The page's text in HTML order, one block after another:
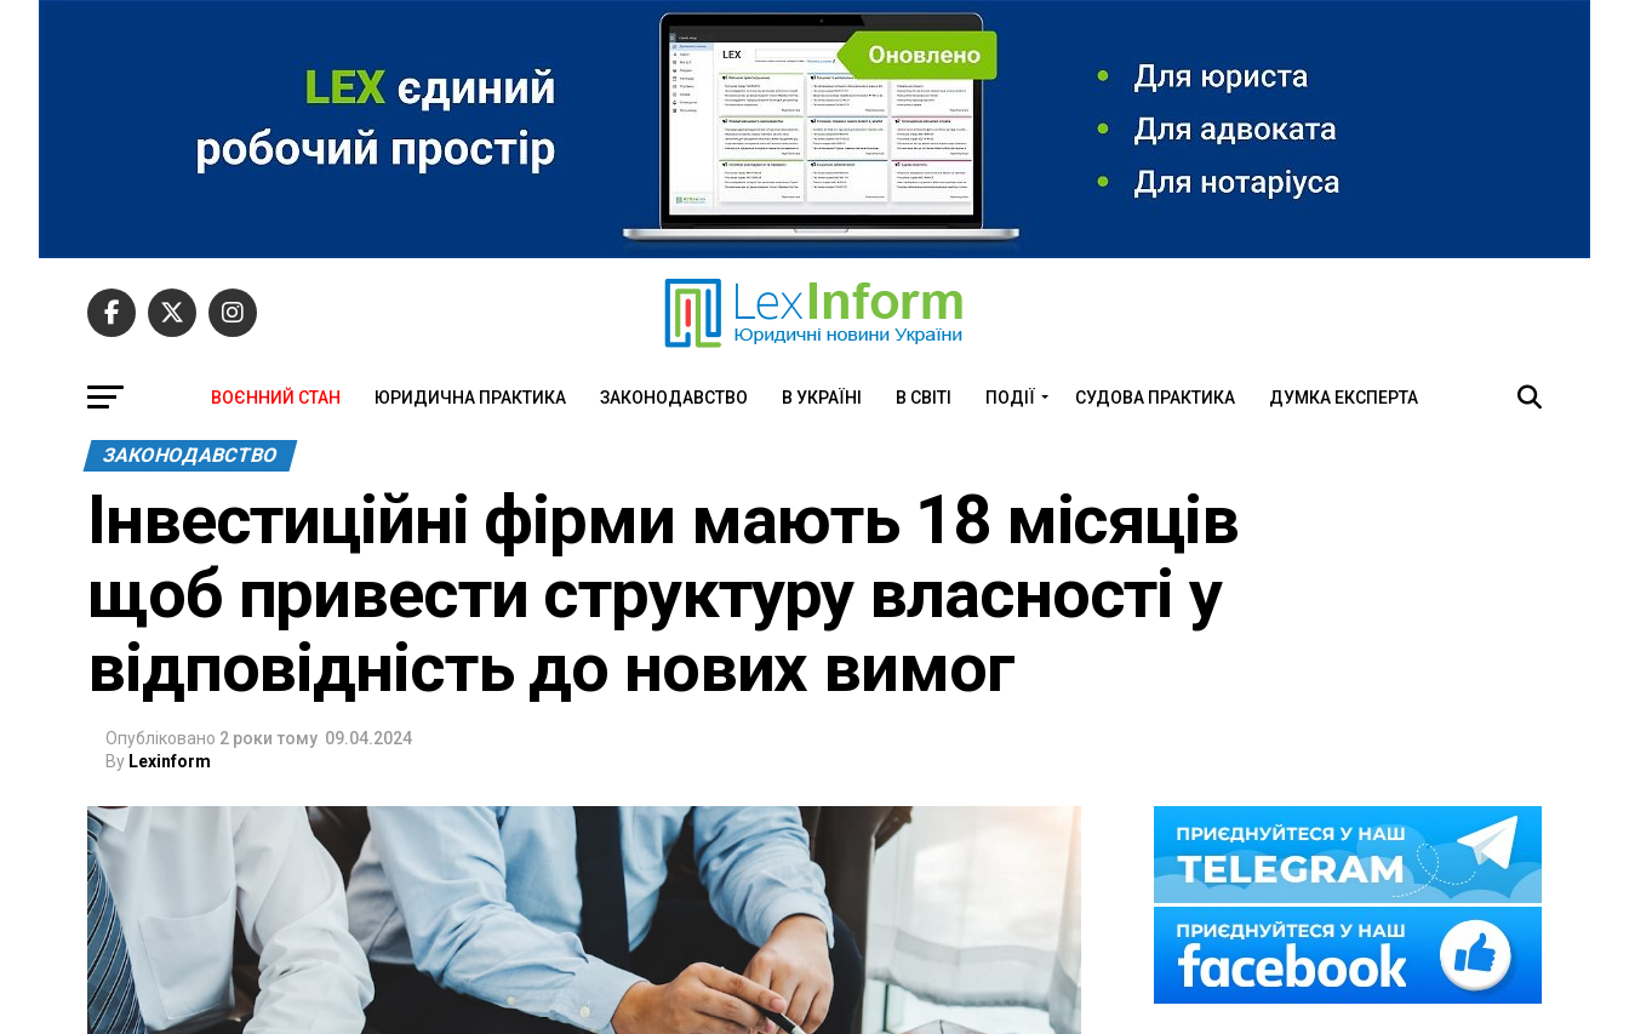
ВОЄННИЙ СТАН ЮРИДИЧНА ПРАКТИКА ЗАКОНОДАВСТВО В УКРАЇНІ В СВІТІ ПОДІЇ СУДОВА ПРАКТИКА ДУМКА ЕКСПЕРТА
ЗАКОНОДАВСТВО
Інвестиційні фірми мають 18 місяців
щоб привести структуру власності у
відповідність до нових вимог
Опубліковано 2 роки тому 09.04.2024
By Lexinform